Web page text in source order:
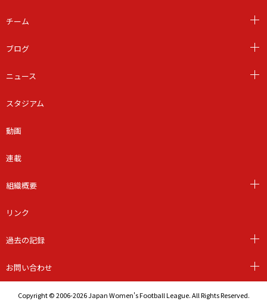
チーム
ブログ
ニュース
スタジアム
動画
連載
組織概要
リンク
過去の記録
お問い合わせ
Copyright © 2006-2026 Japan Women's Football League. All Rights Reserved.